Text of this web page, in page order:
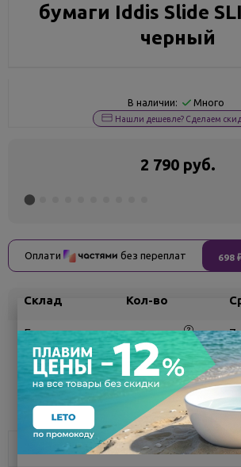
бумаги Iddis Slide
черный
В наличии: Много
Нашли дешевле? Сделаем
2 790 руб.
Оплати без переплат 698
Склад Кол-во
Белгород под заказ 7
Поделиться
Описание